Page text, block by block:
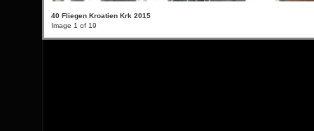
40 Fliegen Kroatien Krk 2015
Image 1 of 19